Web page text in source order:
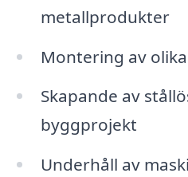
metallprodukter
Montering av
Skapande av
byggprojekt
Underhåll av